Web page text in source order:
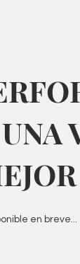
en breve...